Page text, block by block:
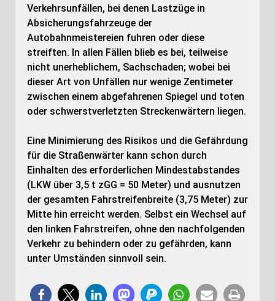
Verkehrsunfällen, bei denen Lastzüge in
Absicherungsfahrzeuge der
Autobahnmeistereien fuhren oder diese
streiften. In allen Fällen blieb es bei, teilweise
nicht unerheblichem, Sachschaden; wobei bei
dieser Art von Unfällen nur wenige Zentimeter
zwischen einem abgefahrenen Spiegel und toten
oder schwerstverletzten Streckenwärtern liegen.
Eine Minimierung des Risikos und die Gefährdung
für die Straßenwärter kann schon durch
Einhalten des erforderlichen Mindestabstandes
(LKW über 3,5 t zGG = 50 Meter) und ausnutzen
der gesamten Fahrstreifenbreite (3,75 Meter) zur
Mitte hin erreicht werden. Selbst ein Wechsel auf
den linken Fahrstreifen, ohne den nachfolgenden
Verkehr zu behindern oder zu gefährden, kann
unter Umständen sinnvoll sein.